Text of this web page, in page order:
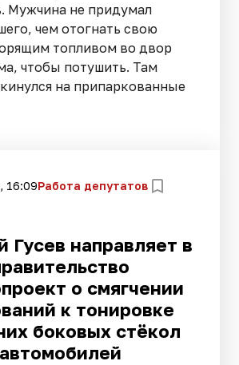
Мужчина не придумал
чем отогнать свою
топливом во двор
чтобы потушить. Там
на припаркованные
16:09Работа депутатов
Гусев направляет в
о смягчении
к тонировке
боковых стёкол
автомобилей